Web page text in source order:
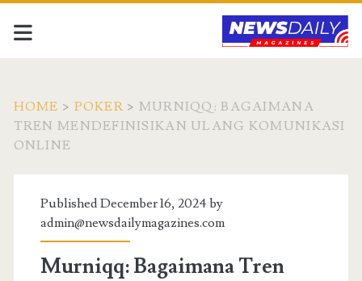
HOME > POKER> MURNIQQ: BAGAIMANA
TREN MENDEFINISIKAN ULANG KOMUNIKASI
ONLINE
Published December 16, 2024 by
admin@newsdailymagazines.com
Murniqq: Bagaimana Tren